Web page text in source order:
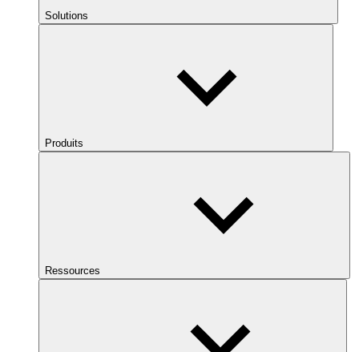
Solutions
Produits
Ressources